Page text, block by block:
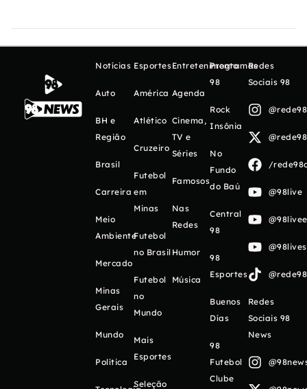
Notícias
Auto
BH e
Região
Brasil
Carreira
Meio
Ambiente
Mercado
Minas
Gerais
Mundo
Política
Esportes
América
Atlético
Cruzeiro
Futebol
em
Minas
Futebol
no Brasil
Futebol
no
Mundo
Mais
Esportes
Seleção
Entretenimento
Agenda
Cinema,
TV e
Séries
Famosos
Nas
Redes
Humor
Música
Programas
98
Rock
Insônia
No
Fundo
do Baú
Central
98
98
Esportes
Buenos
Días
98
Futebol
Clube
Redes
Sociais 98
/
@98live
Redes
Sociais 98
News